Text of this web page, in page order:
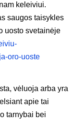
keleiviui.
saugos taisykles
uosto svetainėje
oro-uoste
vėluoja arba yra
apie tai
tarnybai bei